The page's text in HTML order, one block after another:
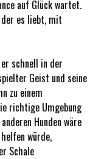
auf Glück wartet.
es liebt, mit
schnell in der
Geist und seine
zu einem
richtige Umgebung
Hunden wäre
würde,
Schale